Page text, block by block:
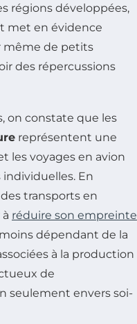
régions développées,
met en évidence
même de petits
des répercussions
on constate que les
représentent une
les voyages en avion
En
transports en
réduire son empreinte
dépendant de la
à la production
de
seulement envers soi-